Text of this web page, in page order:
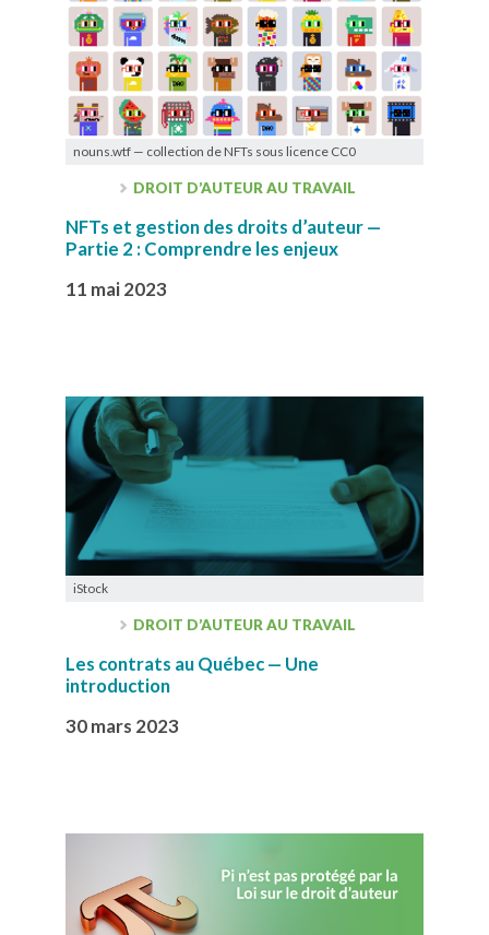
nouns.wtf — collection de NFTs sous licence CC0
DROIT D’AUTEUR AU TRAVAIL
NFTs et gestion des droits d’auteur —
Partie 2 : Comprendre les enjeux
11 mai 2023
iStock
DROIT D’AUTEUR AU TRAVAIL
Les contrats au Québec — Une
introduction
30 mars 2023